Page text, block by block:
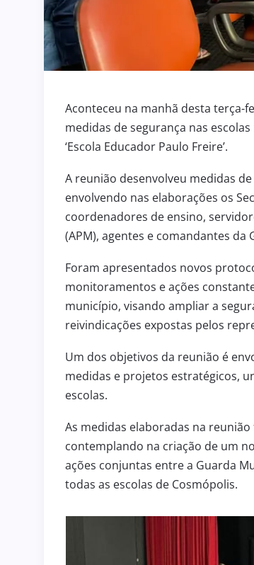
Aconteceu na manhã desta terça-
medidas de segurança nas
‘Escola Educador Paulo Freire’.
A reunião desenvolveu medidas
envolvendo nas elaborações os
coordenadores de ensino,
(APM), agentes e comandantes da
Foram apresentados novos
monitoramentos e ações
município, visando ampliar a
reivindicações expostas pelos
Um dos objetivos da reunião é
medidas e projetos estratégicos,
escolas.
As medidas elaboradas na
contemplando na criação de um
ações conjuntas entre a Guarda
todas as escolas de Cosmópolis.
ATRIBUIÇÃO DE